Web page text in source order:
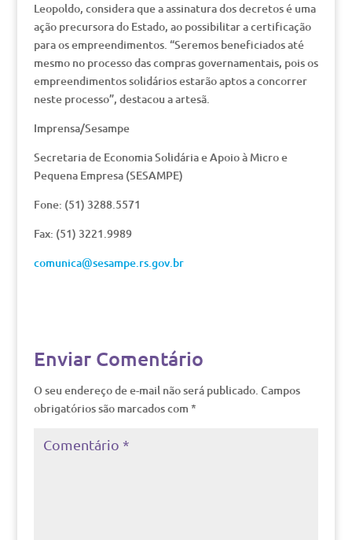
Leopoldo, considera que a assinatura dos decretos é uma
ação precursora do Estado, ao possibilitar a certificação
para os empreendimentos. “Seremos beneficiados até
mesmo no processo das compras governamentais, pois os
empreendimentos solidários estarão aptos a concorrer
neste processo”, destacou a artesã.
Imprensa/Sesampe
Secretaria de Economia Solidária e Apoio à Micro e
Pequena Empresa (SESAMPE)
Fone: (51) 3288.5571
Fax: (51) 3221.9989
comunica@sesampe.rs.gov.br
Enviar Comentário
O seu endereço de e-mail não será publicado. Campos
obrigatórios são marcados com *